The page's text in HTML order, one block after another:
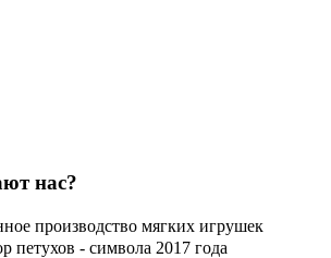
нас?
производство мягких игрушек
петухов - символа 2017 года